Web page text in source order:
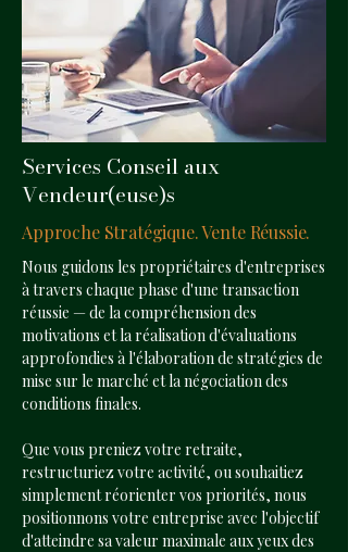
Services Conseil aux
Vendeur(euse)s
Approche Stratégique. Vente Réussie.
Nous guidons les propriétaires d'entreprises
à travers chaque phase d'une transaction
réussie — de la compréhension des
motivations et la réalisation d'évaluations
approfondies à l'élaboration de stratégies de
mise sur le marché et la négociation des
conditions finales.
Que vous preniez votre retraite,
restructuriez votre activité, ou souhaitiez
simplement réorienter vos priorités, nous
positionnons votre entreprise avec l'objectif
d'atteindre sa valeur maximale aux yeux des